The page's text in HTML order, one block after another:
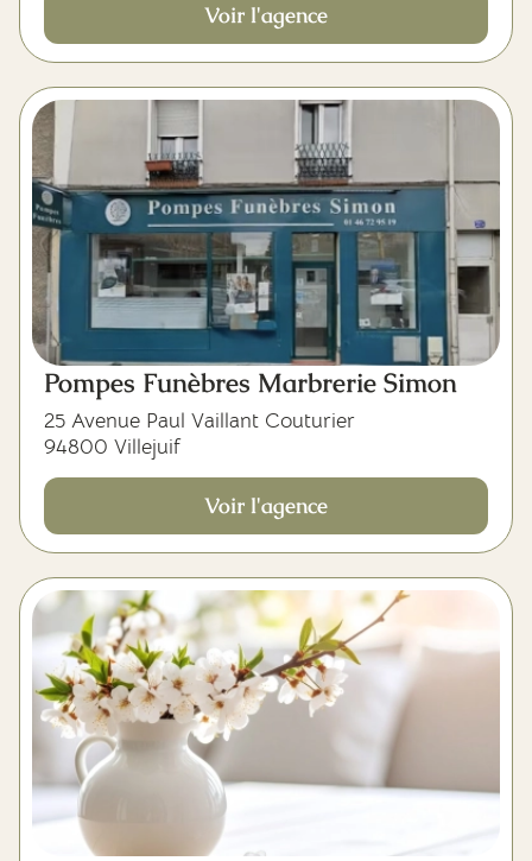
Voir l'agence
Pompes Funèbres Marbrerie Simon
25 Avenue Paul Vaillant Couturier
94800 Villejuif
Voir l'agence